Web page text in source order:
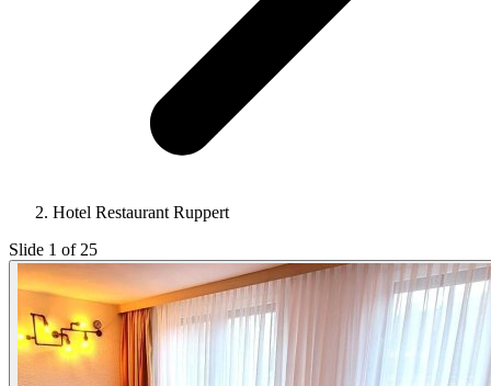
Hotel Restaurant Ruppert
Slide 1 of 25